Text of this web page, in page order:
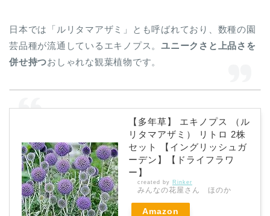
日本では「ルリタマアザミ」とも呼ばれており、数種の園
芸品種が流通しているエキノプス。ユニークさと上品さを
併せ持つおしゃれな観葉植物です。
【多年草】 エキノプス （ル
リタマアザミ） リトロ 2株
セット 【イングリッシュガ
ーデン】【ドライフラワ
ー】
created by Rinker
みんなの花屋さん ほのか
Amazon